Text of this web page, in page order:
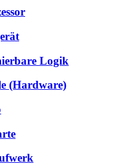
Logik
(Hardware)